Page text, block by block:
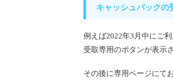
キャッシュバックの
例えば2022年3月中にご
受取専用のボタンが表示
その後に専用ページにて